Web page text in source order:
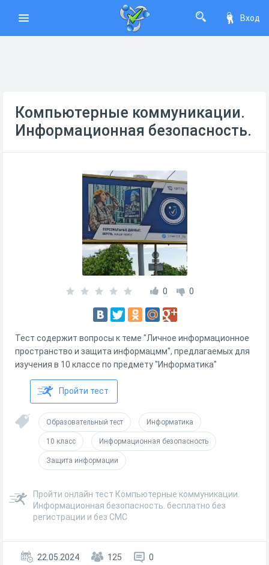
Вход
Компьютерные коммуникации.
Информационная безопасность.
0 0
Тест содержит вопросы к теме "Личное информационное
пространство и защита информацмм", предлагаемых для
изучения в 10 классе по предмету "Информатика"
Пройти тест
Образовательный тест Информатика
10 класс Информационная безопасность
Защита информации
Пройти онлайн тест Компьютерные коммуникации.
Информационная безопасность. бесплатно без
регистрации и без СМС
22.05.2024 125 0